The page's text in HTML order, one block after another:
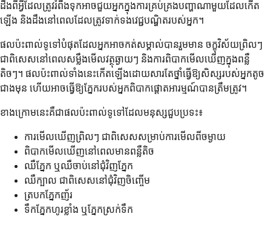
ដឹងពីអ្វីដែលត្រូវរំពឹងទុកអាចជួយអ្នកក្នុងការគ្រប់គ្រងបញ្ហាណាមួយដែលកើត
ឡើង និងដឹងនៅពេលដែលត្រូវទាក់ទងវេជ្ជបណ្ឌិតរបស់អ្នក។
ផលប៉ះពាល់ទូទៅបំផុតដែលអ្នកអាចកត់សម្គាល់បានរួមមាន ចក្ខុវិស័យព្រិលៗ
ជាពិសេសនៅពេលសម្លឹងមើលវត្ថុឆ្ងាយៗ និងការពិបាកមើលឃើញក្នុងពន្លឺ
តិចៗ។ ផលប៉ះពាល់ទាំងនេះកើតឡើងដោយសារតែថ្នាំធ្វើឱ្យសិស្សរបស់អ្នកតូច
ជាងមុន ហើយអាចធ្វើឱ្យភ្នែករបស់អ្នកពិបាកផ្តោតអារម្មណ៍បានត្រឹមត្រូវ។
ខាង​ក្រោម​នេះ​គឺ​ជា​ផល​ប៉ះពាល់​ទូទៅ​ដែល​មនុស្ស​ជួប​ប្រទះ៖
ការមើលឃើញព្រិលៗ ជាពិសេសសម្រាប់ការមើលពីចម្ងាយ
ពិបាកមើលឃើញនៅពេលមានពន្លឺតិច
ឈឺភ្នែក ឬឈឺចាប់នៅជុំវិញភ្នែក
ឈឺក្បាល ជាពិសេសនៅជុំវិញចិញ្ចើម
ត្របកភ្នែកញ័រ
ទឹកភ្នែកហូរខ្លាំង ឬភ្នែកស្រក់ទឹក